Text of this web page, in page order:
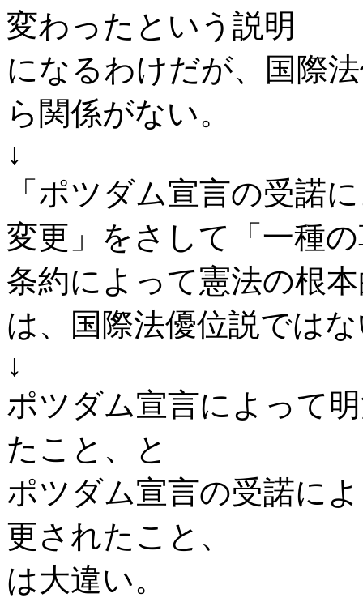
変わったという説明
になるわけだが、国際
ら関係がない。
↓
「ポツダム宣言の受諾
変更」をさして「一種
条約によって憲法の根
は、国際法優位説では
↓
ポツダム宣言によって
たこと、と
ポツダム宣言の受諾に
更されたこと、
は大違い。